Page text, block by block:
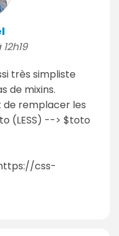
très simpliste
de mixins.
de remplacer les
(LESS) --> $toto
css-